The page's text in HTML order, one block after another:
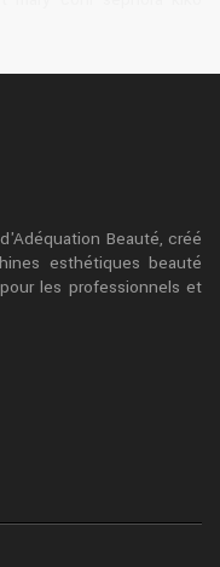
Beauté, créé
esthétiques beauté
les professionnels et